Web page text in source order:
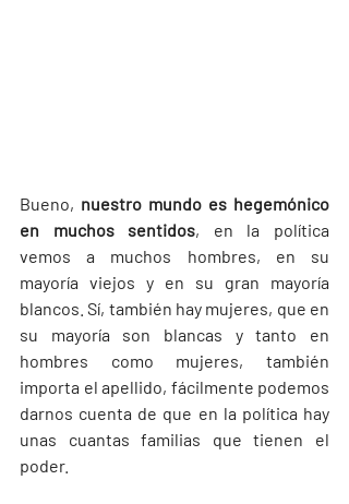
Bueno, nuestro mundo es hegemónico
en muchos sentidos, en la política
vemos a muchos hombres, en su
mayoría viejos y en su gran mayoría
blancos. Sí, también hay mujeres, que en
su mayoría son blancas y tanto en
hombres como mujeres, también
importa el apellido, fácilmente podemos
darnos cuenta de que en la política hay
unas cuantas familias que tienen el
poder.